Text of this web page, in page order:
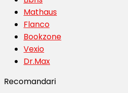
Mathaus
Flanco
Bookzone
Vexio
Dr.Max
Recomandari